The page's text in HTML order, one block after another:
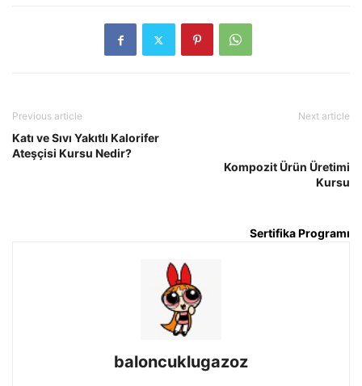
Previous article
Katı ve Sıvı Yakıtlı Kalorifer
Ateşçisi Kursu Nedir?
Next article
Kompozit Ürün Üretimi
Kursu
Sertifika Programı
baloncuklugazoz